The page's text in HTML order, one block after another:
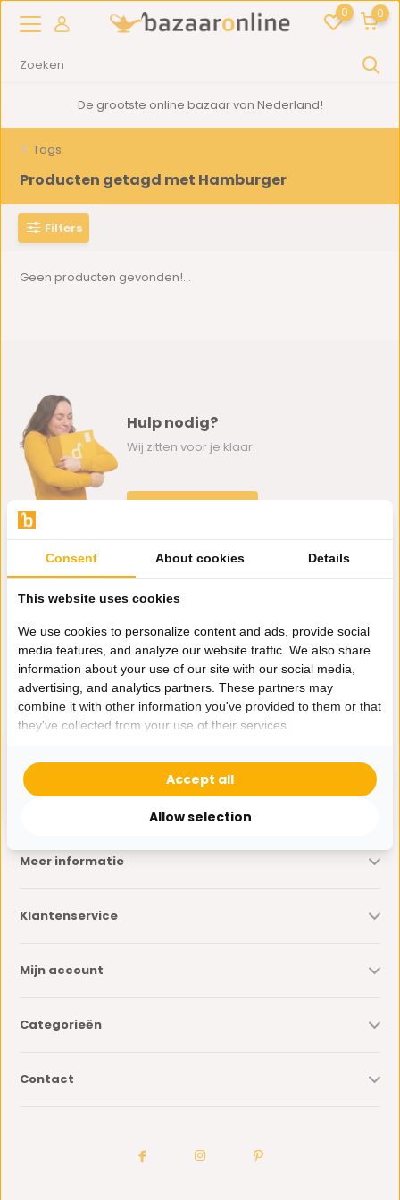
0 0
De grootste online bazaar van Nederland!
Tags
Producten getagd met Hamburger
Filters
Geen producten gevonden!...
Hulp nodig?
Wij zitten voor je klaar.
klantenservice@bazaaronline.nl
Ontvang de nieuwste aanbiedingen en promoties. We zullen
je niet spammen, beloofd.
* Lees hier de wettelijke beperkingen
Meer informatie
Klantenservice
Mijn account
Categorieën
Contact
Consent About cookies Details
This website uses cookies
We use cookies to personalize content and ads, provide social
media features, and analyze our website traffic. We also share
information about your use of our site with our social media,
advertising, and analytics partners. These partners may
combine it with other information you've provided to them or that
they've collected from your use of their services.
Allow selection
Accept all